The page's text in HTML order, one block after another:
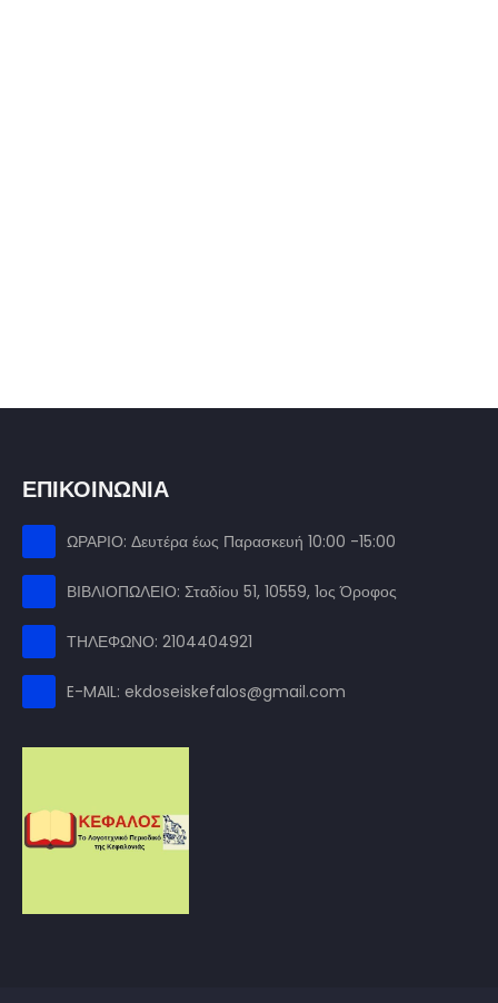
ΕΠΙΚΟΙΝΩΝΙΑ
ΩΡΑΡΙΟ: Δευτέρα έως Παρασκευή 10:00 -15:00
ΒΙΒΛΙΟΠΩΛΕΙΟ: Σταδίου 51, 10559, 1ος Όροφος
ΤΗΛΕΦΩΝΟ: 2104404921
E-MAIL: ekdoseiskefalos@gmail.com